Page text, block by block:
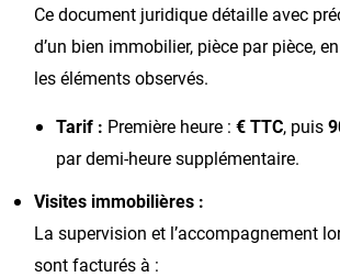
Ce document juridique détaille avec
d’un bien immobilier, pièce par pièce,
les éléments observés.
Tarif : Première heure :€ TTC, puis
par demi-heure supplémentaire.
Visites immobilières :
La supervision et l’accompagnement
sont facturés à :